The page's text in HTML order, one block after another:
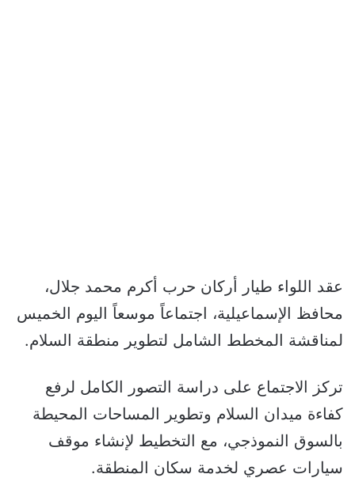
عقد اللواء طيار أركان حرب أكرم محمد جلال،
محافظ الإسماعيلية، اجتماعاً موسعاً اليوم الخميس
لمناقشة المخطط الشامل لتطوير منطقة السلام.
تركز الاجتماع على دراسة التصور الكامل لرفع
كفاءة ميدان السلام وتطوير المساحات المحيطة
بالسوق النموذجي، مع التخطيط لإنشاء موقف
سيارات عصري لخدمة سكان المنطقة.